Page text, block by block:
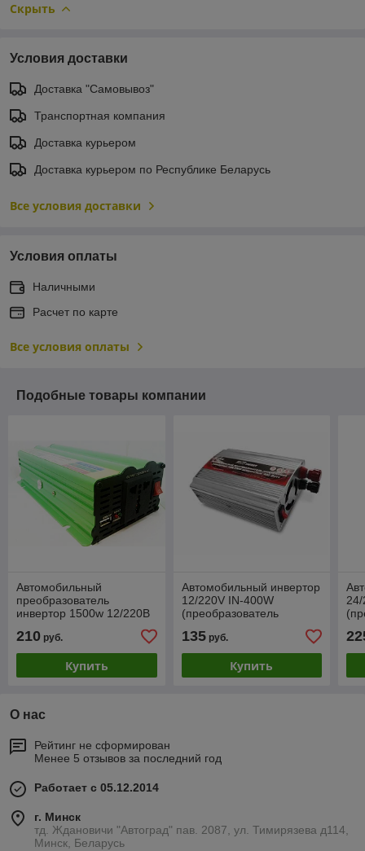
Скрыть
Условия доставки
Доставка "Самовывоз"
Транспортная компания
Доставка курьером
Доставка курьером по Республике Беларусь
Все условия доставки
Условия оплаты
Наличными
Расчет по карте
Все условия оплаты
Подобные товары компании
Автомобильный
преобразователь
инвертор 1500w 12/220B
210 руб.
Купить
Автомобильный инвертор
12/220V IN-400W
(преобразователь
135руб.
Купить
24/
О нас
Рейтинг не сформирован
Менее 5 отзывов за последний год
Работает с 05.12.2014
г. Минск
тд. Ждановичи "Автоград" пав. 2087, ул. Тимирязева д114,
Минск, Беларусь